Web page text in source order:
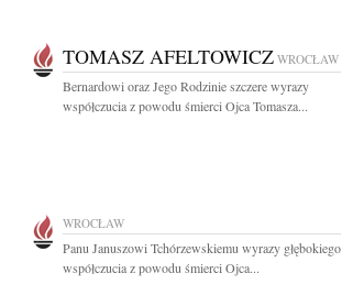
TOMASZ AFELTOWICZ WROCŁAW
Bernardowi oraz Jego Rodzinie szczere wyrazy
współczucia z powodu śmierci Ojca Tomasza...
WROCŁAW
Panu Januszowi Tchórzewskiemu wyrazy głębokiego
współczucia z powodu śmierci Ojca...